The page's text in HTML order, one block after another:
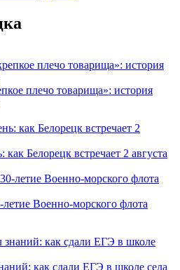
плечо товарища»: история
Белорецк встречает 2 августа
Военно-морского флота
как сдали ЕГЭ в школе села